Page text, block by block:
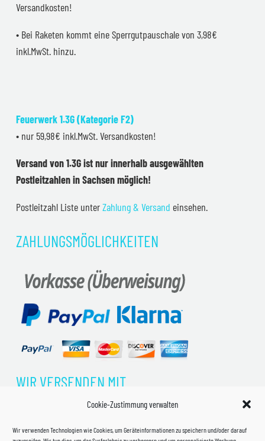
Cookie-Zustimmung verwalten
Wir verwenden Technologien wie Cookies, um Geräteinformationen zu speichern und/oder darauf
Versandkosten!
• Bei Raketen kommt eine Sperrgutpauschale von 3,98€
inkl.MwSt. hinzu.
Feuerwerk 1.3G (Kategorie F2)
• nur 59,98€ inkl.MwSt. Versandkosten!
Versand von 1.3G ist nur innerhalb ausgewählten
Postleitzahlen in Sachsen möglich!
Postleitzahl Liste unterZahlung & Versand einsehen.
ZAHLUNGSMÖGLICHKEITEN
WIR VERSENDEN MIT